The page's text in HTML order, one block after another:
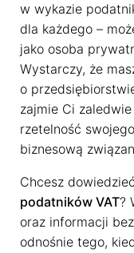
w wykazie
dla każdego –
jako osoba
Wystarczy, że
o
zajmie Ci
rzetelność
biznesową
Chcesz
podatników VAT?
oraz informacji
odnośnie tego,